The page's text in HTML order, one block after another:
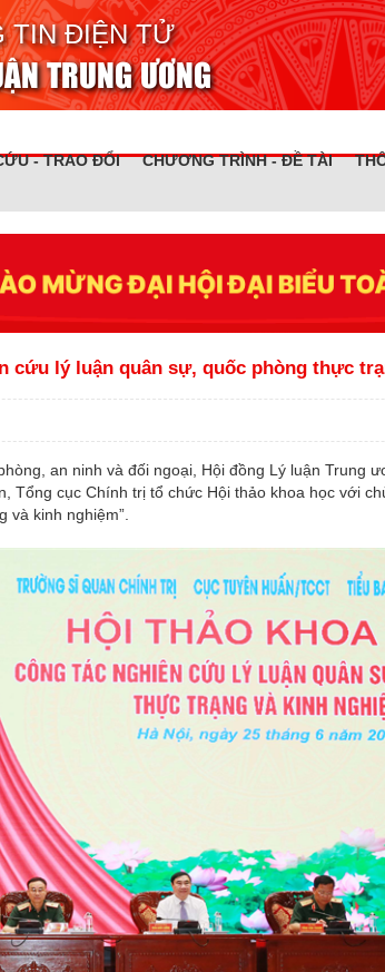
TIN ĐIỆN TỬ
TRUNG ƯƠNG
- TRAO ĐỔI CHƯƠNG TRÌNH - ĐỀ TÀI
cứu lý luận quân sự, quốc phòng thực
an ninh và đối ngoại, Hội đồng Lý luận Trung
Tổng cục Chính trị tổ chức Hội thảo khoa học với
kinh nghiệm”.